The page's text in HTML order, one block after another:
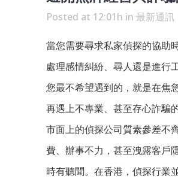
Posted at 12:01h in 最新通訊
當您需要尋求私家偵探的協助
處理感情糾紛、尋人還是進行
您最不希望遇到的，就是在焦
再遇上不專業、甚至存心詐騙
市面上的偵探公司質素參差不
費、辦事不力，甚至洩露客戶
時有聽聞。在香港，偵探行業